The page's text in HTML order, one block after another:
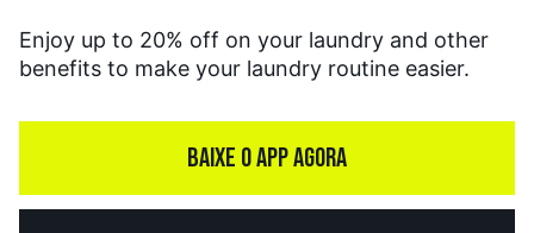
Enjoy up to 20% off on your laundry and other
benefits to make your laundry routine easier.
BAIXE O APP AGORA